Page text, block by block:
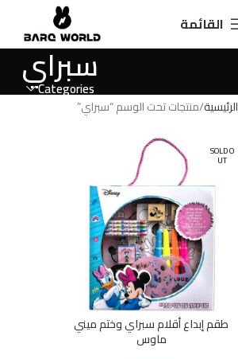
القائمة
سبراي
Categories
الرئيسية منتجات تحت الوسم “سبراي”
SOLD O
UT
طقم إبداع أقلام سبراي وختم ميني
ماوس